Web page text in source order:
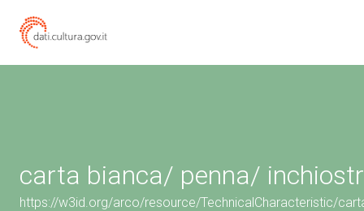
carta bianca/ penna/
https://w3id.org/arco/resource/TechnicalCharacteristic/